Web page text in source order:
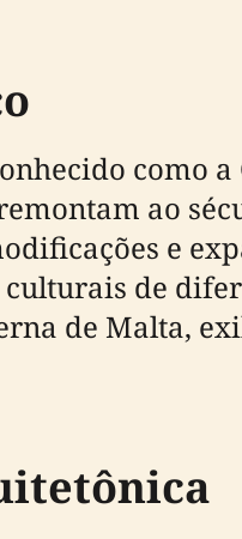
como
ao
e
de
de Malta,